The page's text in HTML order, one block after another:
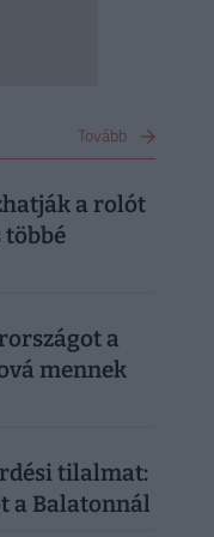
Tovább
a rolót
többé
a
mennek
tilalmat:
a Balatonnál